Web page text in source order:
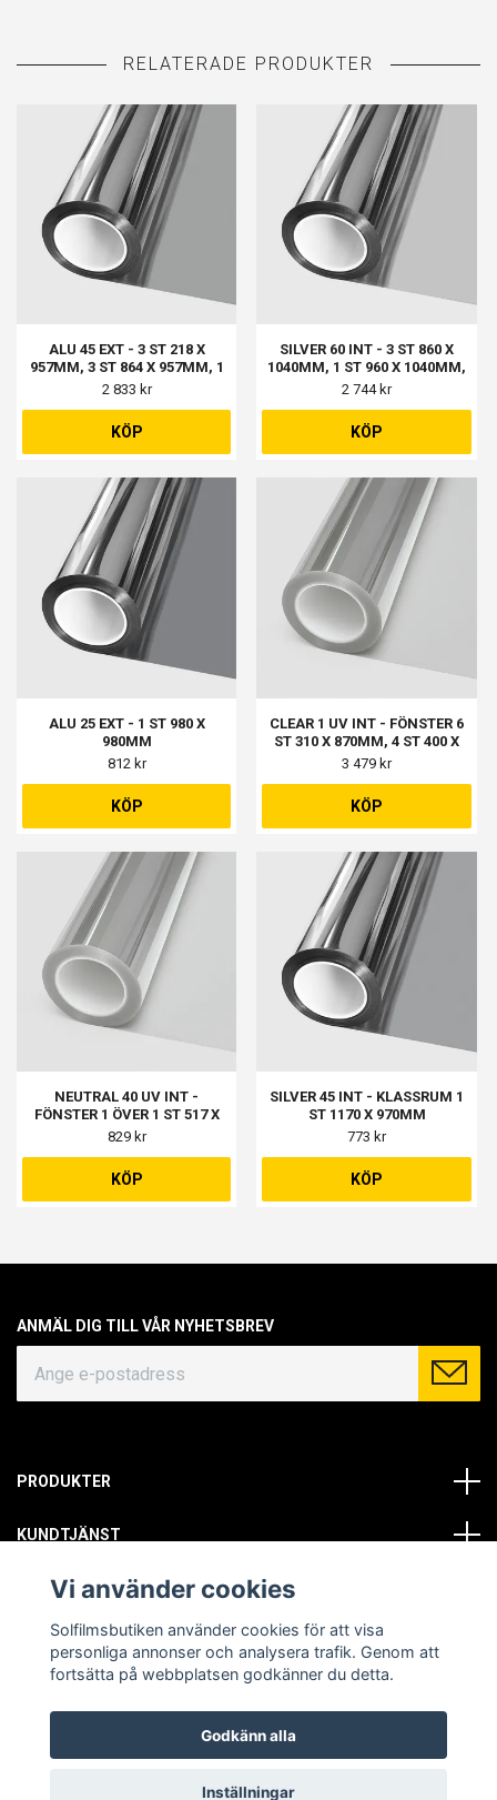
ALU 45 EXT - 3 ST 218 X
957MM, 3 ST 864 X 957MM, 1
ST 607 X 1000MM
2 833 kr
KÖP
SILVER 60 INT - 3 ST 860 X
1040MM, 1 ST 960 X 1040MM,
1 ST 900 X 1140MM, 1 ST 970 X
2 744 kr
KÖP
ALU 25 EXT - 1 ST 980 X
980MM
812 kr
KÖP
CLEAR 1 UV INT - FÖNSTER 6
ST 310 X 870MM, 4 ST 400 X
840MM
3 479 kr
KÖP
NEUTRAL 40 UV INT -
FÖNSTER 1 ÖVER 1 ST 517 X
859MM
829 kr
KÖP
SILVER 45 INT - KLASSRUM 1
ST 1170 X 970MM
773 kr
KÖP
ANMÄL DIG TILL VÅR NYHETSBREV
PRODUKTER
KUNDTJÄNST
OM OSS
SOCIALA MEDIER
© Copyright 2026 Solfilmsbutiken. All rights reserved.
Vi använder cookies
Solfilmsbutiken använder cookies för att visa
personliga annonser och analysera trafik. Genom att
fortsätta på webbplatsen godkänner du detta.
Godkänn alla
Inställningar